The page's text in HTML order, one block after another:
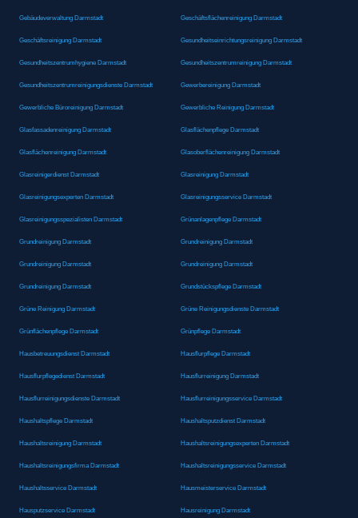
Gebäudeverwaltung Darmstadt Geschäftsflächenreinigung Darmstadt
Geschäftsreinigung Darmstadt Gesundheitseinrichtungsreinigung Darmstadt
Gesundheitszentrumhygiene Darmstadt Gesundheitszentrumreinigung Darmstadt
Gesundheitszentrumreinigungsdienste Darmstadt Gewerbereinigung Darmstadt
Gewerbliche Büroreinigung Darmstadt Gewerbliche Reinigung Darmstadt
Glasfassadenreinigung Darmstadt Glasflächenpflege Darmstadt
Glasflächenreinigung Darmstadt Glasoberflächenreinigung Darmstadt
Glasreinigerdienst Darmstadt Glasreinigung Darmstadt
Glasreinigungsexperten Darmstadt Glasreinigungsservice Darmstadt
Glasreinigungsspezialisten Darmstadt Grünanlagenpflege Darmstadt
Grundreinigung Darmstadt Grundreinigung Darmstadt
Grundreinigung Darmstadt Grundreinigung Darmstadt
Grundreinigung Darmstadt Grundstückspflege Darmstadt
Grüne Reinigung Darmstadt Grüne Reinigungsdienste Darmstadt
Grünflächenpflege Darmstadt Grünpflege Darmstadt
Hausbetreuungsdienst Darmstadt Hausflurpflege Darmstadt
Hausflurpflegedienst Darmstadt Hausflurreinigung Darmstadt
Hausflurreinigungsdienste Darmstadt Hausflurreinigungsservice Darmstadt
Haushaltspflege Darmstadt Haushaltsputzdienst Darmstadt
Haushaltsreinigung Darmstadt Haushaltsreinigungsexperten Darmstadt
Haushaltsreinigungsfirma Darmstadt Haushaltsreinigungsservice Darmstadt
Haushaltsservice Darmstadt Hausmeisterservice Darmstadt
Hausputzservice Darmstadt Hausreinigung Darmstadt